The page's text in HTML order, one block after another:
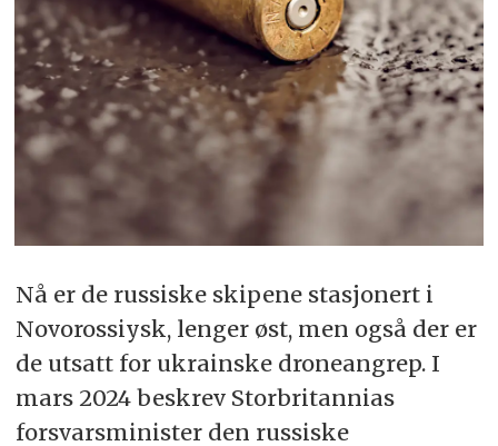
Nå er de russiske skipene stasjonert i
Novorossiysk, lenger øst, men også der er
de utsatt for ukrainske droneangrep. I
mars 2024 beskrev Storbritannias
forsvarsminister den russiske